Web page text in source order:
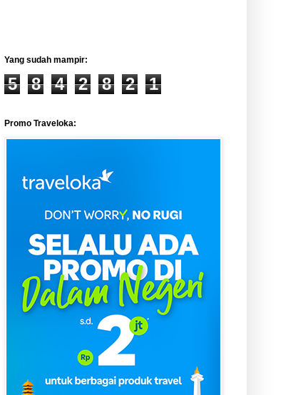
Yang sudah mampir:
5 8 4 2 8 2 1
Promo Traveloka: